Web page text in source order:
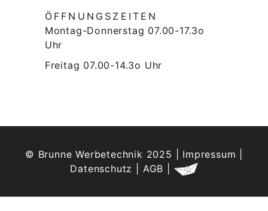
ÖFFNUNGSZEITEN
Montag-Donnerstag 07.00-17.3o
Uhr
Freitag 07.00-14.3o Uhr
© Brunne Werbetechnik 2025 Impressum
Datenschutz
AGB